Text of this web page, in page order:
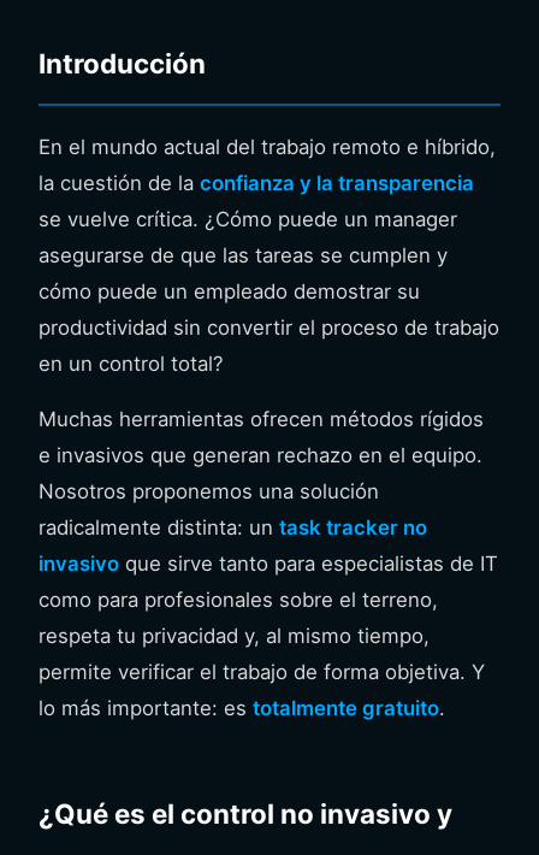
Introducción
En el mundo actual del trabajo remoto e híbrido,
la cuestión de la confianza y la transparencia
se vuelve crítica. ¿Cómo puede un manager
asegurarse de que las tareas se cumplen y
cómo puede un empleado demostrar su
productividad sin convertir el proceso de trabajo
en un control total?
Muchas herramientas ofrecen métodos rígidos
e invasivos que generan rechazo en el equipo.
Nosotros proponemos una solución
radicalmente distinta: un task tracker no
invasivo que sirve tanto para especialistas de IT
como para profesionales sobre el terreno,
respeta tu privacidad y, al mismo tiempo,
permite verificar el trabajo de forma objetiva. Y
lo más importante: es totalmente gratuito.
¿Qué es el control no invasivo y